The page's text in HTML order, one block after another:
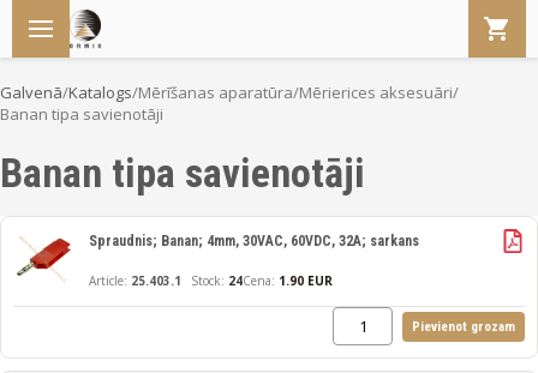
Galvenā/Katalogs/Mērīšanas aparatūra/Mērierices aksesuāri/
Banan tipa savienotāji
Banan tipa savienotāji
25.403.1
Spraudnis; Banan; 4mm, 30VAC, 60VDC, 32A; sarkans
24Cena: 1.90 EUR
Pievienot grozam